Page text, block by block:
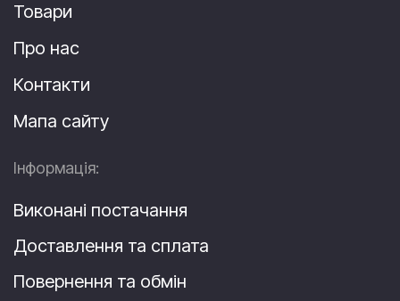
Товари
Про нас
Контакти
Мапа сайту
Інформація:
Виконані постачання
Доставлення та сплата
Повернення та обмін